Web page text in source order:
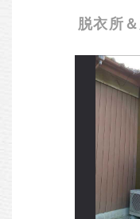
脱衣所